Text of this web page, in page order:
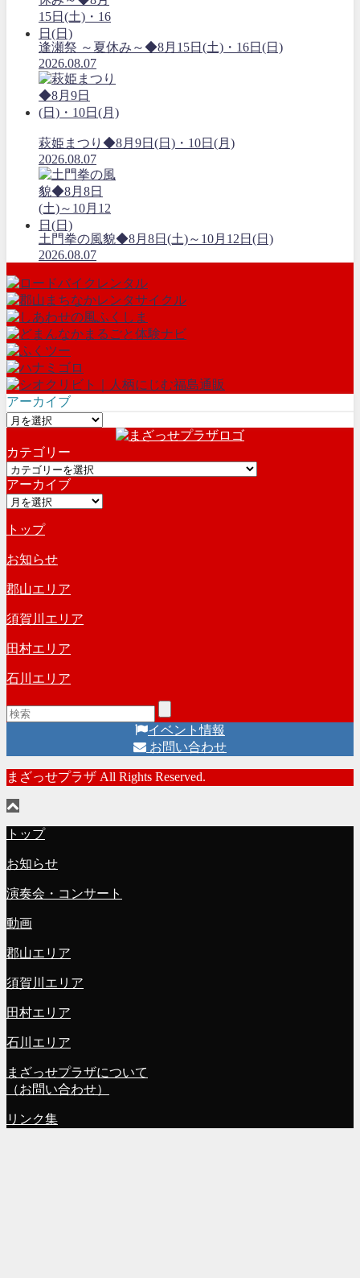
逢瀬祭 ～夏休み～◆8月15日(土)・16日(日)
2026.08.07
萩姫まつり◆8月9日(日)・10日(月)
2026.08.07
土門拳の風貌◆8月8日(土)～10月12日(日)
2026.08.07
アーカイブ
ア
カ
イ
ブ
カテゴリー
カ
テ
ゴ
ー
アーカイブ
ア
カ
イ
ブ
トップ
お知らせ
郡山エリア
須賀川エリア
田村エリア
石川エリア
イベント情報
お問い合わせ
まざっせプラザ All Rights Reserved.
トップ
お知らせ
演奏会・コンサート
動画
郡山エリア
須賀川エリア
田村エリア
石川エリア
まざっせプラザについて
（お問い合わせ）
リンク集